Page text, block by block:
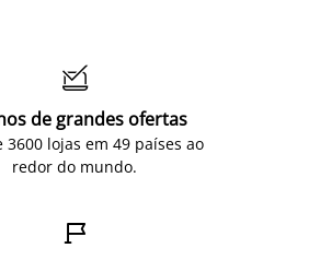

de grandes ofertas
3600 lojas em 49 países ao
redor do mundo.
